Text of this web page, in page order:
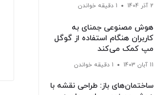
2 آذر 1404 1 دقیقه خواندن
هوش مصنوعی جمنای به
کاربران هنگام استفاده از گوگل
مپ کمک می‌کند
11 آبان 1403 1 دقیقه خواندن
ساختمان‌های باز: طراحی نقشه با